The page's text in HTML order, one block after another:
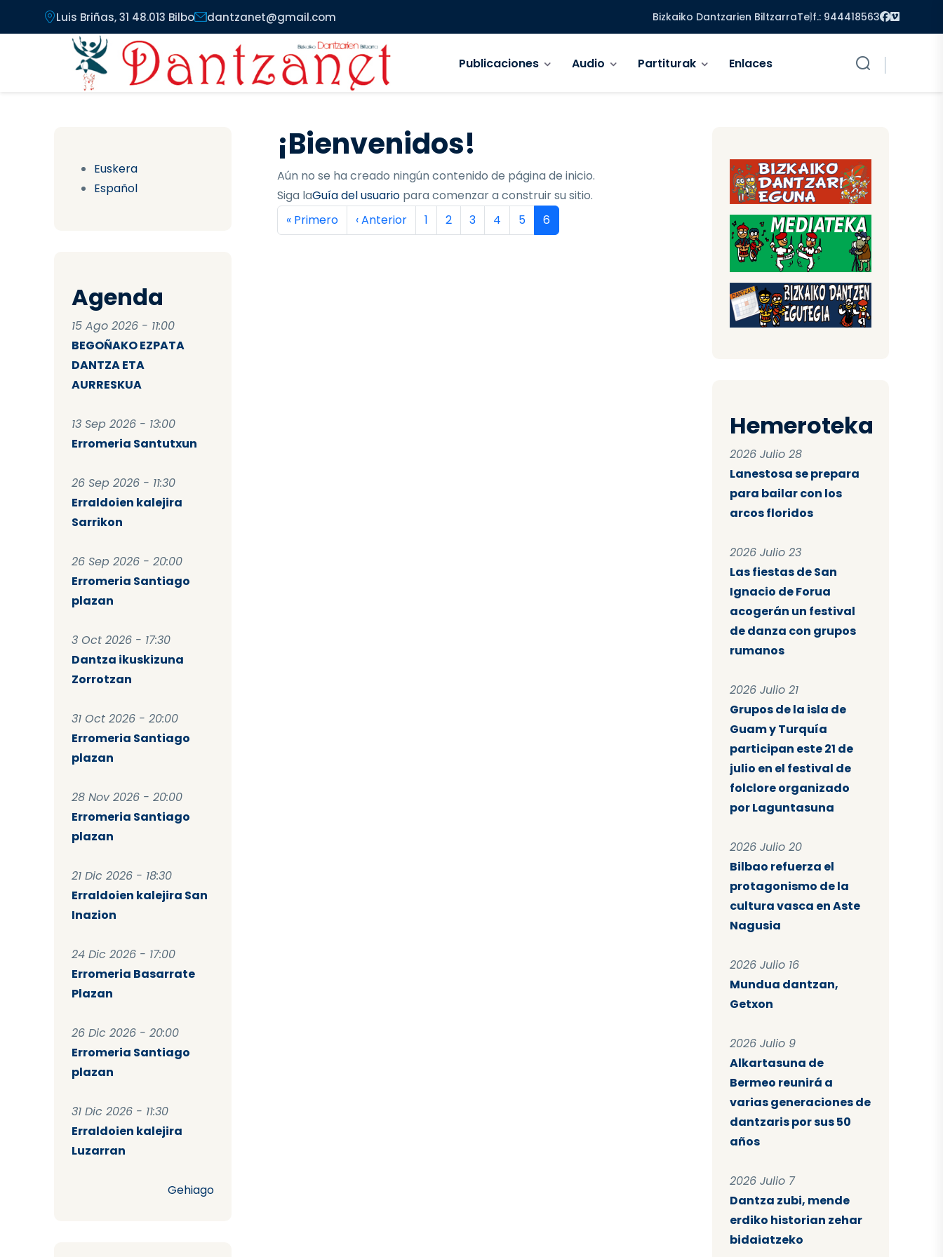
Pasar al contenido principal
Luis Briñas, 31 48.013 Bilbo dantzanet@gmail.com Bizkaiko Dantzarien BiltzarraTelf.: 944418563 Facebook
Vimeo
Publicaciones Audio Partiturak Enlaces
Euskera
Español
Agenda
15 Ago 2026 - 11:00
BEGOÑAKO EZPATA
DANTZA ETA
AURRESKUA
13 Sep 2026 - 13:00
Erromeria Santutxun
26 Sep 2026 - 11:30
Erraldoien kalejira
Sarrikon
26 Sep 2026 - 20:00
Erromeria Santiago
plazan
3 Oct 2026 - 17:30
Dantza ikuskizuna
Zorrotzan
31 Oct 2026 - 20:00
Erromeria Santiago
plazan
28 Nov 2026 - 20:00
Erromeria Santiago
plazan
21 Dic 2026 - 18:30
Erraldoien kalejira San
Inazion
24 Dic 2026 - 17:00
Erromeria Basarrate
Plazan
26 Dic 2026 - 20:00
Erromeria Santiago
plazan
31 Dic 2026 - 11:30
Erraldoien kalejira
Luzarran
Gehiago
¡Bienvenidos!
Aún no se ha creado ningún contenido de página de inicio.
Siga laGuía del usuariopara comenzar a construir su sitio.
Paginación
Primera página
« Primero Página anterior
‹ Anterior Página
1 Página
2 Página
3 Página
4 Página
5 Página actual
6
Hemeroteka
2026 Julio 28
Lanestosa se prepara
para bailar con los
arcos floridos
2026 Julio 23
Las fiestas de San
Ignacio de Forua
acogerán un festival
de danza con grupos
rumanos
2026 Julio 21
Grupos de la isla de
Guam y Turquía
participan este 21 de
julio en el festival de
folclore organizado
por Laguntasuna
2026 Julio 20
Bilbao refuerza el
protagonismo de la
cultura vasca en Aste
Nagusia
2026 Julio 16
Mundua dantzan,
Getxon
2026 Julio 9
Alkartasuna de
Bermeo reunirá a
varias generaciones de
dantzaris por sus 50
años
2026 Julio 7
Dantza zubi, mende
erdiko historian zehar
bidaiatzeko